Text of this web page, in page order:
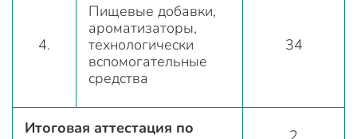
4.
Пищевые добавки,
ароматизаторы,
технологически
вспомогательные
средства
34
Итоговая аттестация по